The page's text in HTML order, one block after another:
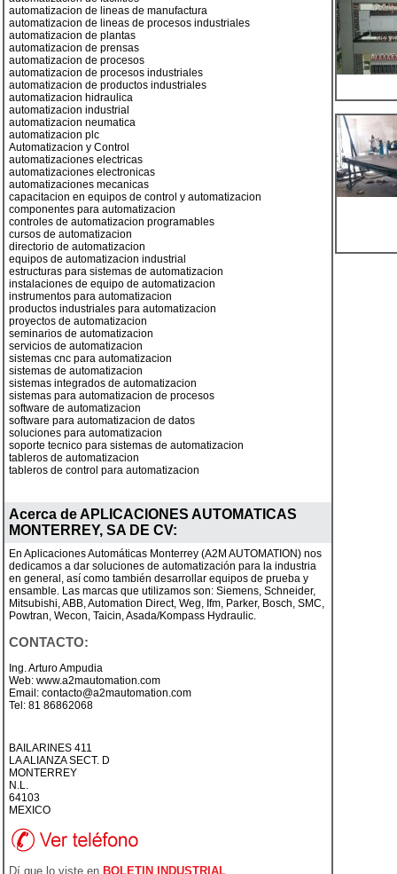
automatizacion de lineas de manufactura
automatizacion de lineas de procesos industriales
automatizacion de plantas
automatizacion de prensas
automatizacion de procesos
automatizacion de procesos industriales
automatizacion de productos industriales
automatizacion hidraulica
automatizacion industrial
automatizacion neumatica
automatizacion plc
Automatizacion y Control
automatizaciones electricas
automatizaciones electronicas
automatizaciones mecanicas
capacitacion en equipos de control y automatizacion
componentes para automatizacion
controles de automatizacion programables
cursos de automatizacion
directorio de automatizacion
equipos de automatizacion industrial
estructuras para sistemas de automatizacion
instalaciones de equipo de automatizacion
instrumentos para automatizacion
productos industriales para automatizacion
proyectos de automatizacion
seminarios de automatizacion
servicios de automatizacion
sistemas cnc para automatizacion
sistemas de automatizacion
sistemas integrados de automatizacion
sistemas para automatizacion de procesos
software de automatizacion
software para automatizacion de datos
soluciones para automatizacion
soporte tecnico para sistemas de automatizacion
tableros de automatizacion
tableros de control para automatizacion
Acerca de APLICACIONES AUTOMATICAS
MONTERREY, SA DE CV:
En Aplicaciones Automáticas Monterrey (A2M AUTOMATION) nos
dedicamos a dar soluciones de automatización para la industria
en general, así como también desarrollar equipos de prueba y
ensamble. Las marcas que utilizamos son: Siemens, Schneider,
Mitsubishi, ABB, Automation Direct, Weg, Ifm, Parker, Bosch, SMC,
Powtran, Wecon, Taicin, Asada/Kompass Hydraulic.
CONTACTO:
Ing. Arturo Ampudia
Web: www.a2mautomation.com
Email: contacto@a2mautomation.com
Tel: 81 86862068
BAILARINES 411
LA ALIANZA SECT. D
MONTERREY
N.L.
64103
MEXICO
Dí que lo viste en BOLETIN INDUSTRIAL